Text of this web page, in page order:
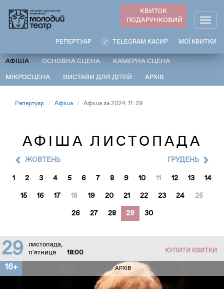
основного
КВИТОК
ПОДАРУНКОВИЙ
МОЇ КВИТКИ
TELEGRAM КАСИР
РЕПЕРТУАР
АФІША ОСНОВНА СЦЕНА КАМЕРНА СЦЕНА
МІКРОСЦЕНА ВИСТАВИ ДЛЯ ДІТЕЙ АРХІВ
Репертуар Афіша Афіша за 2024-11-29
АФІША ЛИСТОПАДА
ЖОВТЕНЬ
1 2 3 4 5 6 7 8 9 10 11 12 13 14
15 16 17 18 19 20 21 22 23 24 25
26 27 28 29 30
ГРУДЕНЬ
29
листопада,
п'ятниця
18:00 КУПИТИ КВИТКИ
16+ АРХІВ